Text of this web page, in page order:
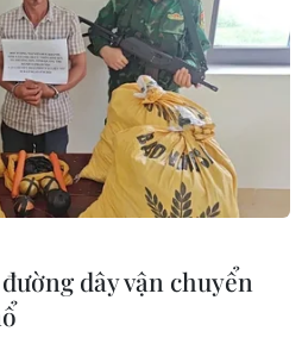
năm vừa
trình
thạch khủng
năm tuổi
dây vận chuyển